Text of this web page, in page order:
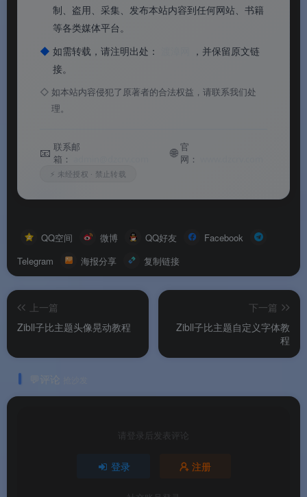
制、盗用、采集、发布本站内容到任何网站、书籍
等各类媒体平台。
◆ 如需转载，请注明出处：
，并保留原文链
接。
◇ 如本站内容侵犯了原著者的合法权益，请联系我们处
理。
📧 联系邮
箱：
🌐官
网：
⚡ 未经授权 · 禁止转载
QQ空间 微博 QQ好友
Facebook
Telegram
海报分享 复制链接
上一篇
Zibll子比主题头像晃动教程
下一篇
Zibll子比主题自定义字体教
程
💬评论
请登录后发表评论
登录 注册